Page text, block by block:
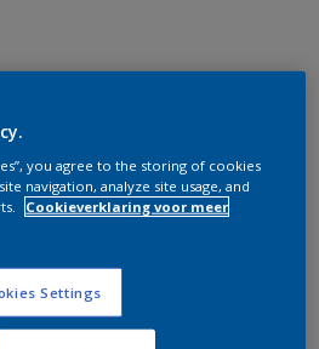
you agree to the storing of cookies
navigation, analyze site usage, and
Cookieverklaring voor meer
Settings